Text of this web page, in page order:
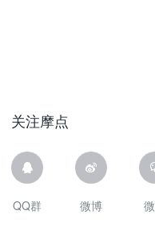
关注摩点
QQ群 微博